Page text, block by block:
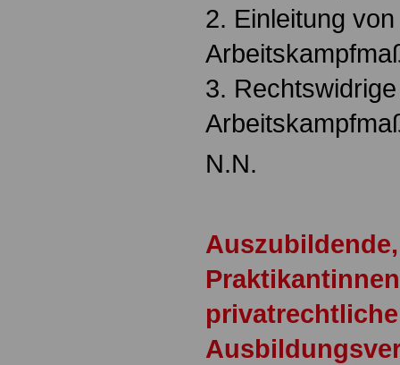
2. Einleitung von
3. Rechtswidrige
N.N.